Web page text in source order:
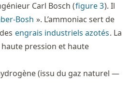
Carl Bosch (figure3). Il
Bosh ». L’ammoniac sert de
engrais industriels azotés. La
pression et haute
(issu du gaz naturel —